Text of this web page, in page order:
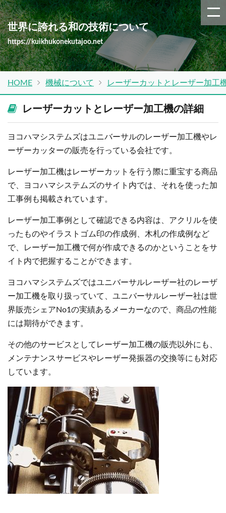
世界に誇れる和の技術について
https://kuikhukonekutajoo.net
HOME 機械について レーザーカットとレーザー加工
レーザーカットとレーザー加工機の詳細
ヨコハマシステムズはユニバーサルのレーザー加工機やレ
ーザーカッターの販売を行っている会社です。
レーザー加工機はレーザーカットを行う際に重宝する商品
で、ヨコハマシステムズのサイト内では、それを使った加
工事例も掲載されています。
レーザー加工事例として確認できる内容は、アクリルを使
ったものやイラストゴム印の作成例、木札の作成例など
で、レーザー加工機で何が作成できるのかということをサ
イト内で把握することができます。
ヨコハマシステムズではユニバーサルレーザー社のレーザ
ー加工機を取り扱っていて、ユニバーサルレーザー社は世
界販売シェアNo1の実績あるメーカーなので、商品の性能
には期待ができます。
その他のサービスとしてレーザー加工機の販売以外にも、
メンテナンスサービスやレーザー発振器の交換等にも対応
しています。